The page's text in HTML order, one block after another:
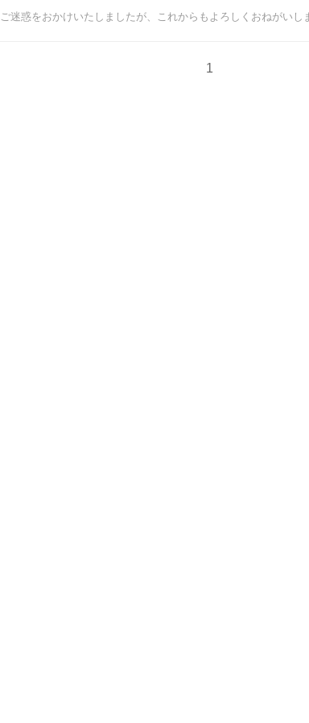
ご迷惑をおかけいたしましたが、これからもよろしくおねがいし
1